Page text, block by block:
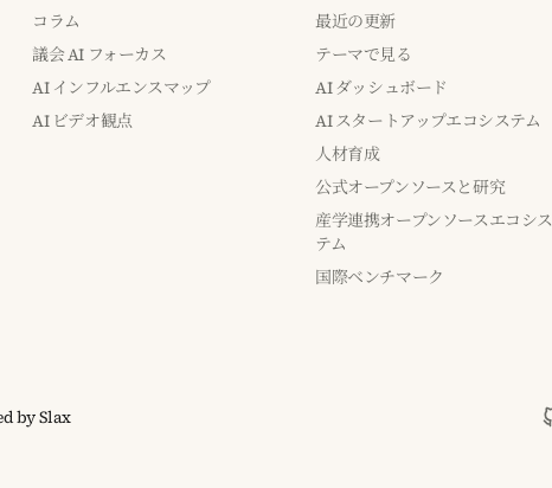
コラム
議会 AI フォーカス
AI インフルエンスマップ
AI ビデオ観点
最近の更新
テーマで見る
AI ダッシュボード
AI スタートアップエコシステム
人材育成
公式オープンソースと研究
産学連携オープンソースエコシス
テム
国際ベンチマーク
bySlax